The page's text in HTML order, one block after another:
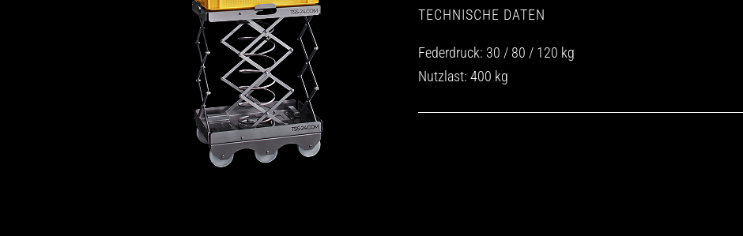
TECHNISCHE DATEN
Federdruck: 30 / 80 / 120 kg
Nutzlast: 400 kg